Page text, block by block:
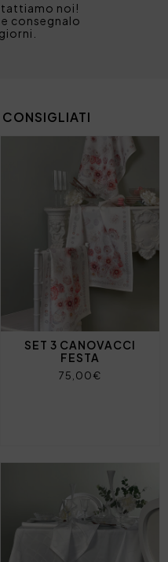
noi!
consegnalo
SET 3 CANOVACCI
FESTA
75,00€